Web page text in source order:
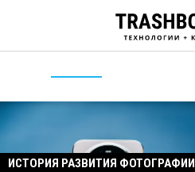
ИСТОРИЯ РАЗВИТИЯ ФОТОГРАФИИ